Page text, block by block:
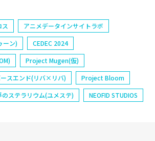
アニメデータインサイトラボ
ーン)
CEDEC 2024
Project Mugen(仮)
スエンド(リバ×リバ)
Project Bloom
ステラリウム(ユメステ)
NEOFID STUDIOS